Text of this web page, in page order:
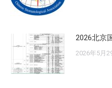
2026北京
2026年5月